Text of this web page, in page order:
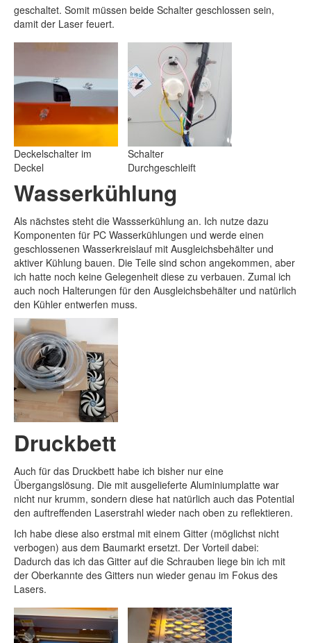
geschaltet. Somit müssen beide Schalter geschlossen sein,
damit der Laser feuert.
Deckelschalter im
Deckel
Schalter
Durchgeschleift
Wasserkühlung
Als nächstes steht die Wassserkühlung an. Ich nutze dazu
Komponenten für PC Wasserkühlungen und werde einen
geschlossenen Wasserkreislauf mit Ausgleichsbehälter und
aktiver Kühlung bauen. Die Teile sind schon angekommen, aber
ich hatte noch keine Gelegenheit diese zu verbauen. Zumal ich
auch noch Halterungen für den Ausgleichsbehälter und natürlich
den Kühler entwerfen muss.
Druckbett
Auch für das Druckbett habe ich bisher nur eine
Übergangslösung. Die mit ausgelieferte Aluminiumplatte war
nicht nur krumm, sondern diese hat natürlich auch das Potential
den auftreffenden Laserstrahl wieder nach oben zu reflektieren.
Ich habe diese also erstmal mit einem Gitter (möglichst nicht
verbogen) aus dem Baumarkt ersetzt. Der Vorteil dabei:
Dadurch das ich das Gitter auf die Schrauben liege bin ich mit
der Oberkannte des Gitters nun wieder genau im Fokus des
Lasers.